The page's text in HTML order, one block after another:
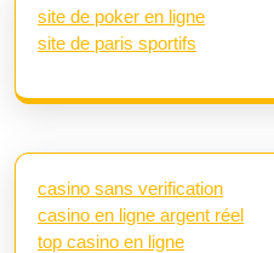
site de poker en ligne
site de paris sportifs
casino sans verification
casino en ligne argent réel
top casino en ligne